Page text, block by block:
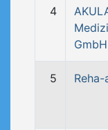
4
GmbH
5